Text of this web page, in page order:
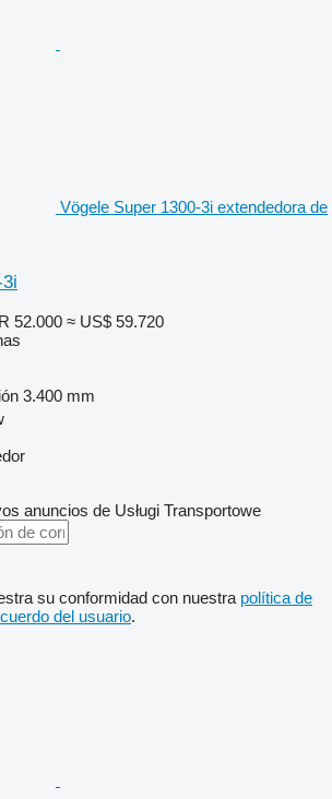
Vögele Super 1300-3i extendedora de
52.000 ≈ US$ 59.720
3.400 mm
anuncios de Usługi Transportowe
su conformidad con nuestra política de
del usuario.